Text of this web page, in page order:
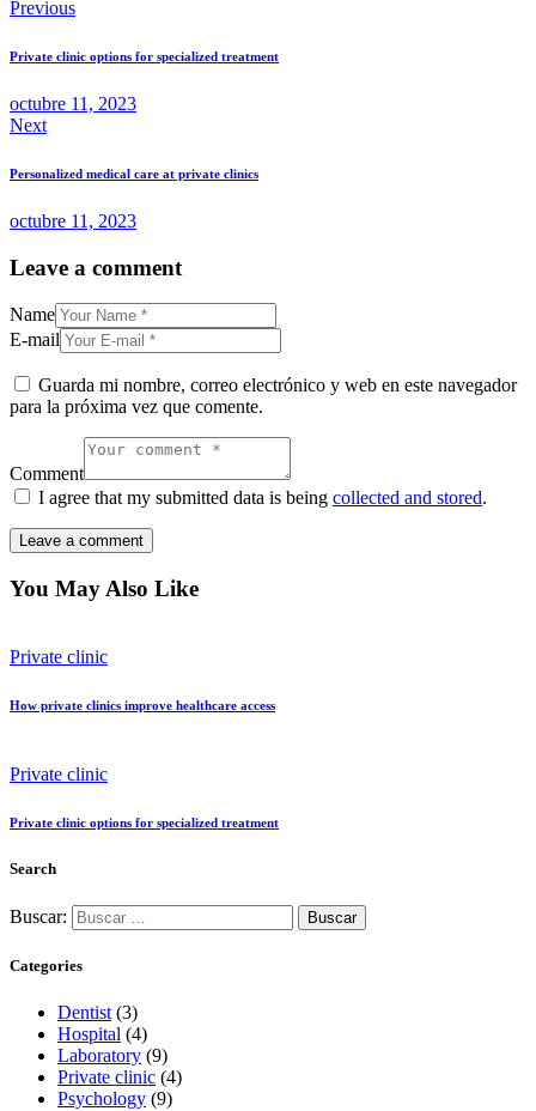
Previous
Private clinic options for specialized treatment
octubre 11, 2023
Next
Personalized medical care at private clinics
octubre 11, 2023
Leave a comment
Name
E-mail
Guarda mi nombre, correo electrónico y web en este navegador
para la próxima vez que comente.
Comment
I agree that my submitted data is being collected and stored.
You May Also Like
Private clinic
How private clinics improve healthcare access
Private clinic
Private clinic options for specialized treatment
Search
Buscar:
Categories
Dentist (3)
Hospital (4)
Laboratory (9)
Private clinic (4)
Psychology (9)